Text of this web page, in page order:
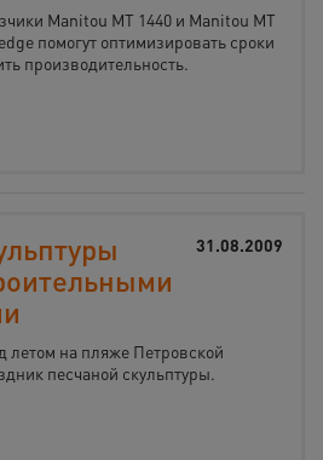
Manitou MT 1440 и Manitou MT
помогут оптимизировать сроки
производительность.
31.08.2009
летом на пляже Петровской
песчаной скульптуры.